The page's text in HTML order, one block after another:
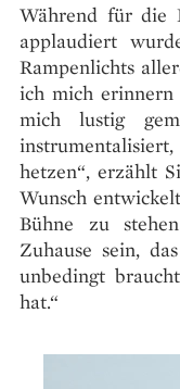
Während für die
applaudiert
Rampenlichts
ich mich erinnern
mich lustig
hetzen“, erzählt
Wunsch
Bühne zu
Zuhause sein,
unbedingt
hat.“